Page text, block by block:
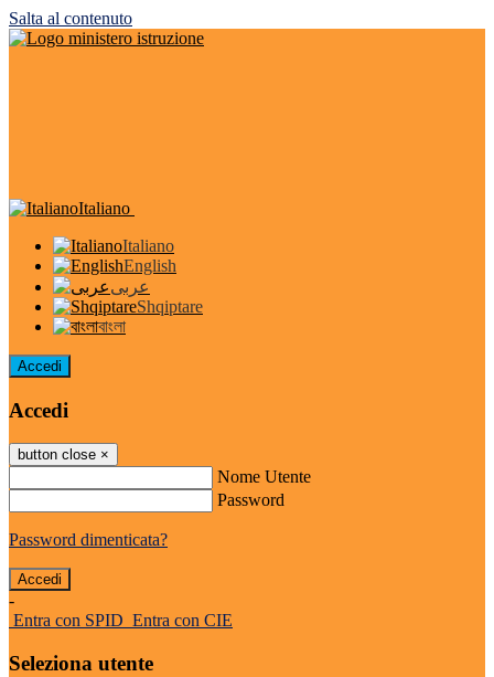
Salta al contenuto
Italiano
Italiano
English
عربى
Shqiptare
বাংলা
Accedi
Accedi
button close ×
Nome Utente
Password
Password dimenticata?
-
Entra con SPID Entra con CIE
Seleziona utente